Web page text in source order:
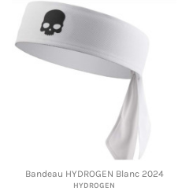
Bandeau HYDROGEN Blanc 2024
HYDROGEN